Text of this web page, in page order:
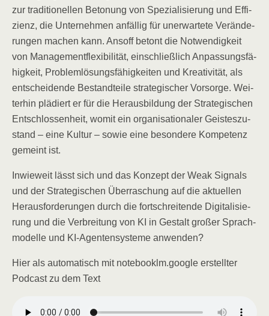
zur tra­di­tio­nel­len Beto­nung von Spe­zia­li­sie­rung und Effi­
zi­enz, die Unter­neh­men anfäl­lig für uner­war­te­te Ver­än­de­
run­gen machen kann. Ansoff betont die Not­wen­dig­keit
von Manage­ment­fle­xi­bi­li­tät, ein­schließ­lich Anpas­sungs­fä­
hig­keit, Pro­blem­lö­sungs­fä­hig­kei­ten und Krea­ti­vi­tät, als
ent­schei­den­de Bestand­tei­le stra­te­gi­scher Vor­sor­ge. Wei­
ter­hin plä­diert er für die Her­aus­bil­dung der Stra­te­gi­schen
Ent­schlos­sen­heit, womit ein orga­ni­sa­tio­na­ler Geis­tes­zu­
stand – eine Kul­tur – sowie eine beson­de­re Kom­pe­tenz
gemeint ist.
Inwie­weit lässt sich und das Kon­zept der Weak Signals
und der Stra­te­gi­schen Über­ra­schung auf die aktu­el­len
Her­aus­for­de­run­gen durch die fort­schrei­ten­de Digi­ta­li­sie­
rung und die Ver­brei­tung von KI in Gestalt gro­ßer Sprach­
mo­del­le und KI-Agen­ten­sys­te­me anwenden?
Hier als auto­ma­tisch mit notebooklm.google erstell­ter
Pod­cast zu dem Text